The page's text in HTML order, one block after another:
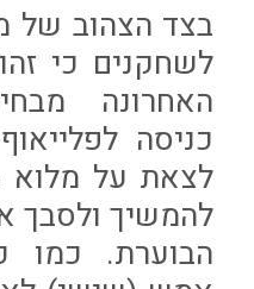
בצד הצהוב של
לשחקנים כי
האחרונה
כניסה
לצאת על מלוא
להמשיך ולסבך
הבוערת. כמו